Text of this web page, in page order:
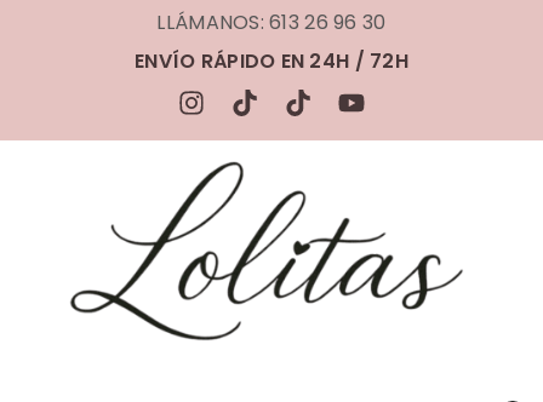
LLÁMANOS: 613 26 96 30
ENVÍO RÁPIDO EN 24H / 72H